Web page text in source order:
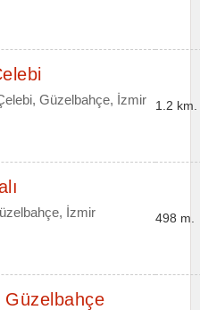
Güzelbahçe, İzmir 1.2 km.
İzmir 498 m.